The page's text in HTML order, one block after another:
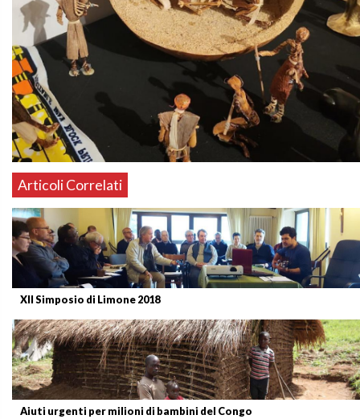
Articoli Correlati
XII Simposio di Limone 2018
Aiuti urgenti per milioni di bambini del Congo